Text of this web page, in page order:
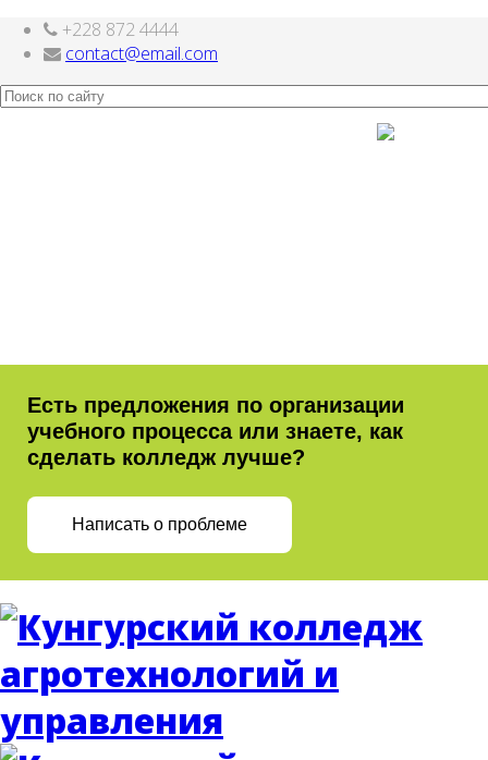
Joomla шаблоны бесплатно
+228 872 4444
contact@email.com
Есть предложения по организации
учебного процесса или знаете, как
сделать колледж лучше?
Написать о проблеме